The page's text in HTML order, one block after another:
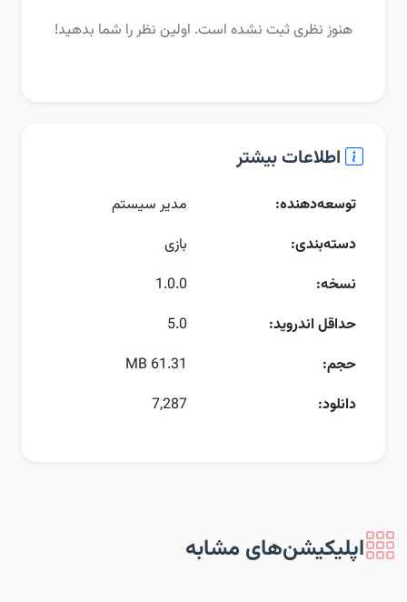
هنوز نظری ثبت نشده است. اولین نظر را شما بدهید!
اطلاعات بیشتر
توسعه‌دهنده:
مدیر سیستم
دسته‌بندی:
بازی
نسخه:
1.0.0
حداقل اندروید:
5.0
حجم:
61.31 MB
دانلود:
7,287
اپلیکیشن‌های مشابه